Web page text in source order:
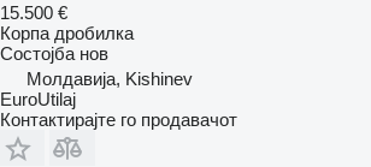
15.500 €
Корпа дробилка
Состојба нов
Молдавија, Kishinev
EuroUtilaj
Контактирајте го продавачот